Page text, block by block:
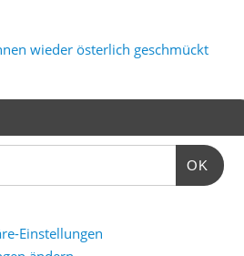
wieder österlich geschmückt
OK
Einstellungen